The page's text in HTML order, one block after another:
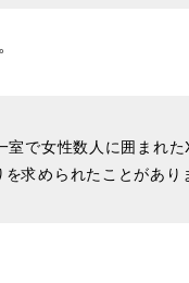
室で女性数人に囲まれた
求められたことがあり